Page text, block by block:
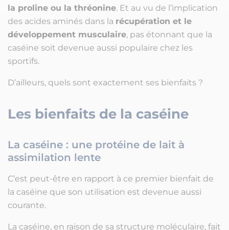
la proline ou la thréonine. Et au vu de l’implication
des acides aminés dans la récupération et le
développement musculaire, pas étonnant que la
caséine soit devenue aussi populaire chez les
sportifs.
D’ailleurs, quels sont exactement ses bienfaits ?
Les bienfaits de la caséine
La caséine : une protéine de lait à
assimilation lente
C’est peut-être en rapport à ce premier bienfait de
la caséine que son utilisation est devenue aussi
courante.
La caséine, en raison de sa structure moléculaire, fait